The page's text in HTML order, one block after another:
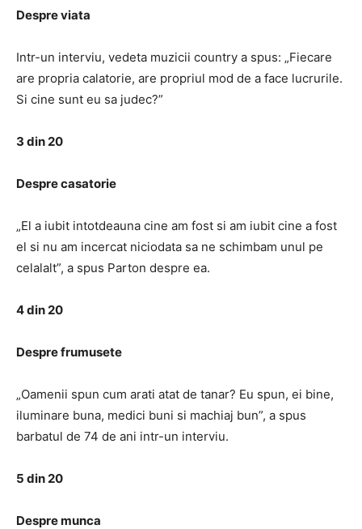
Despre viata
Intr-un interviu, vedeta muzicii country a spus: „Fiecare
are propria calatorie, are propriul mod de a face lucrurile.
Si cine sunt eu sa judec?”
3 din 20
Despre casatorie
„El a iubit intotdeauna cine am fost si am iubit cine a fost
el si nu am incercat niciodata sa ne schimbam unul pe
celalalt”, a spus Parton despre ea.
4 din 20
Despre frumusete
„Oamenii spun cum arati atat de tanar? Eu spun, ei bine,
iluminare buna, medici buni si machiaj bun”, a spus
barbatul de 74 de ani intr-un interviu.
5 din 20
Despre munca